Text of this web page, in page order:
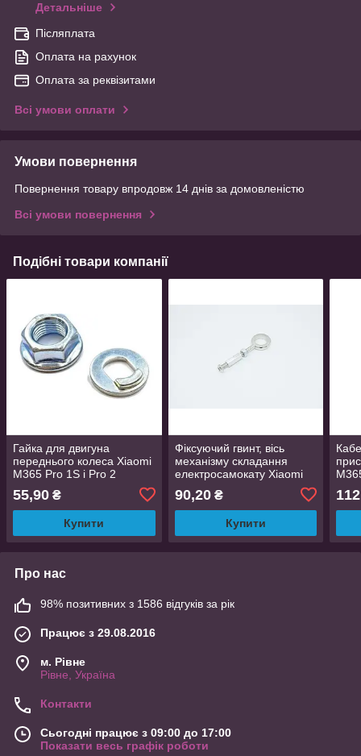
Детальніше
Післяплата
Оплата на рахунок
Оплата за реквізитами
Всі умови оплати
Умови повернення
Повернення товару впродовж 14 днів за домовленістю
Всі умови повернення
Подібні товари компанії
Гайка для двигуна
переднього колеса Xiaomi
M365 Pro 1S і Pro 2
55,90 ₴
Купити
Фіксуючий гвинт, вісь
механізму складання
електросамокату Xiaomi
90,20₴
Купити
Про нас
98% позитивних з 1586 відгуків за рік
Працює з 29.08.2016
м. Рівне
Рівне, Україна
Контакти
Сьогодні працює з 09:00 до 17:00
Показати весь графік роботи